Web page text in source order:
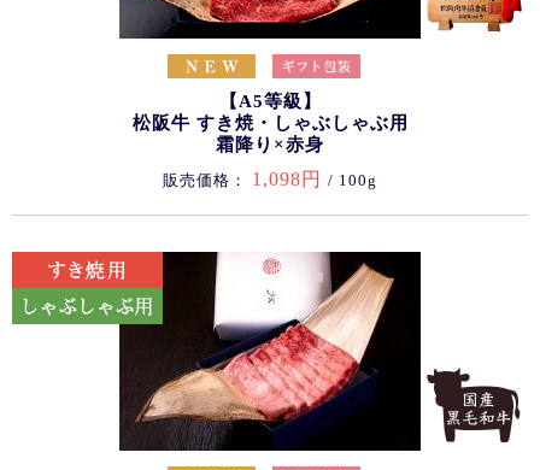
【A5等級】
松阪牛 すき焼・しゃぶしゃぶ用
霜降り×赤身
販売価格： 1,098円 / 100g